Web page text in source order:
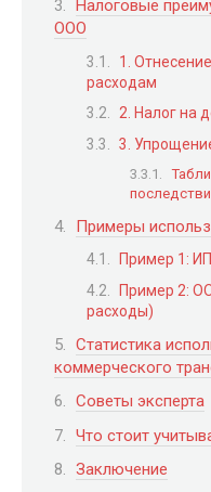
Налоговые
ООО
1.
расходам
2. Налог на
3.
Примеры
Пример 1:
Пример 2:
расходы)
Статистика
коммерческого
Советы эксперта
Что стоит
Заключение